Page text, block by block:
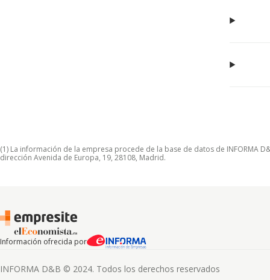
(1) La información de la empresa procede de la base de datos de INFORMA
dirección Avenida de Europa, 19, 28108, Madrid.
Información ofrecida por
INFORMA D&B © 2024. Todos los derechos reservados